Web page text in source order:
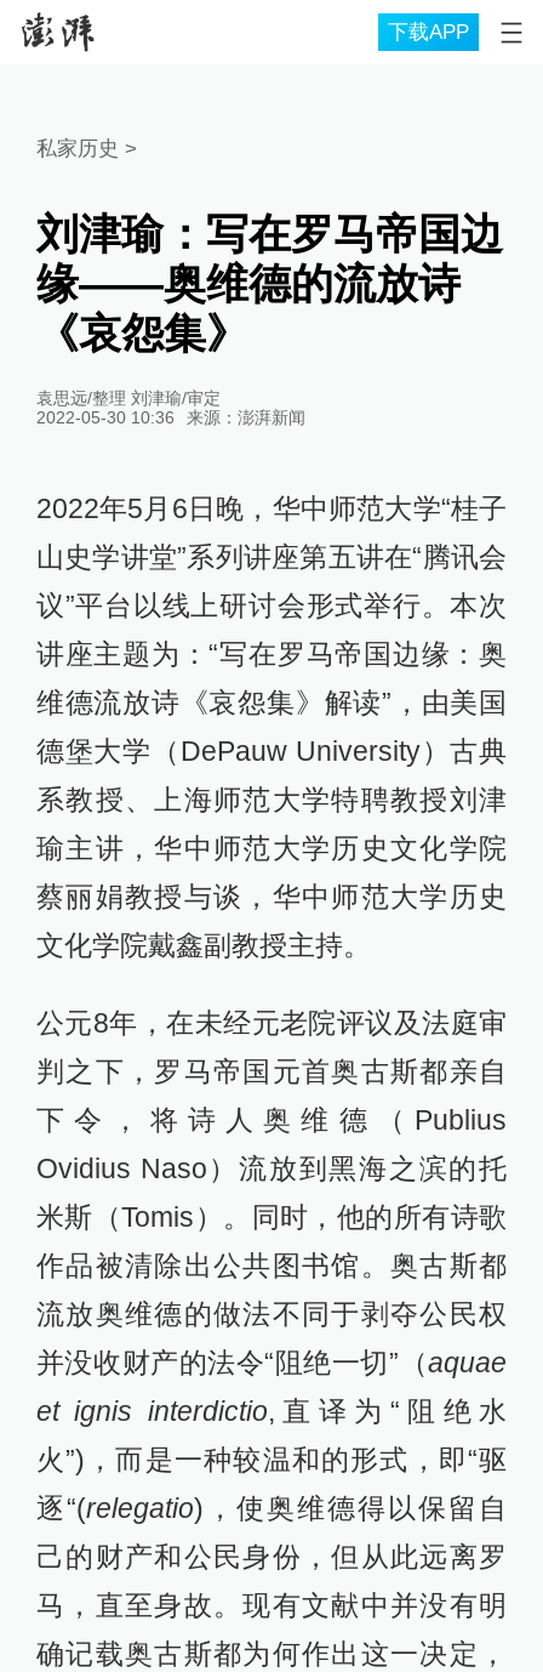
下载APP
私家历史 >
刘津瑜：写在罗马帝国边
缘——奥维德的流放诗
《哀怨集》
袁思远/整理 刘津瑜/审定
2022-05-30 10:36
来源： 澎湃新闻
2022年5月6日晚，华中师范大学“桂子
山史学讲堂”系列讲座第五讲在“腾讯会
议”平台以线上研讨会形式举行。本次
讲座主题为：“写在罗马帝国边缘：奥
维德流放诗《哀怨集》解读”，由美国
德堡大学（DePauw University）古典
系教授、上海师范大学特聘教授刘津
瑜主讲，华中师范大学历史文化学院
蔡丽娟教授与谈，华中师范大学历史
文化学院戴鑫副教授主持。
公元8年，在未经元老院评议及法庭审
判之下，罗马帝国元首奥古斯都亲自
下令，将诗人奥维德（Publius
Ovidius Naso）流放到黑海之滨的托
米斯（Tomis）。同时，他的所有诗歌
作品被清除出公共图书馆。奥古斯都
流放奥维德的做法不同于剥夺公民权
并没收财产的法令“阻绝一切”（aquae
et ignis interdictio,直译为“阻绝水
火”)，而是一种较温和的形式，即“驱
逐“(relegatio)，使奥维德得以保留自
己的财产和公民身份，但从此远离罗
马，直至身故。现有文献中并没有明
确记载奥古斯都为何作出这一决定，